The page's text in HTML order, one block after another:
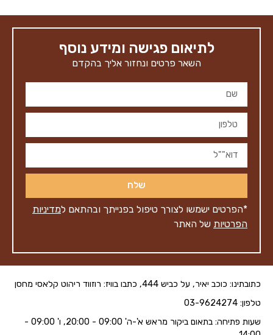
לתיאום פגישה ומידע נוסף
השאר פרטים ונחזור אליך בהקדם
שלח
*הפרטים ישמשו לצורך טיפול בפנייתך ובהתאם למדיניות
הפרטיות של האתר
כתובתינו: כוכב יאיר, על כביש 444, כתבו בוויז: רוזווד ריהוט קלאסי מחסן
טלפון: 03-9624274
שעות פתיחה: בתאום ביקור מראש א'-ה' 09:00 - 20:00, ו' 09:00 -